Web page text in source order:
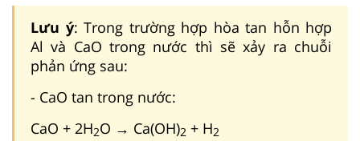
Lưu ý: Trong trường hợp hòa tan hỗn hợp
Al và CaO trong nước thì sẽ xảy ra chuỗi
phản ứng sau:
- CaO tan trong nước:
CaO + 2H2O → Ca(OH)2 + H2